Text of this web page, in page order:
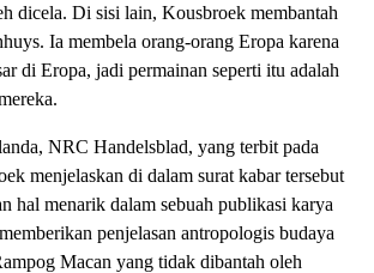
dicela. Di sisi lain, Kousbroek membantah
Ia membela orang-orang Eropa karena
di Eropa, jadi permainan seperti itu adalah
NRC Handelsblad, yang terbit pada
menjelaskan di dalam surat kabar tersebut
hal menarik dalam sebuah publikasi karya
penjelasan antropologis budaya
Macan yang tidak dibantah oleh